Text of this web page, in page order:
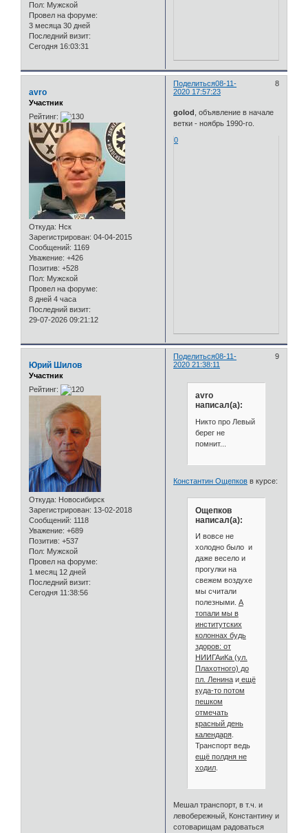
Пол: Мужской
Провел на форуме:
3 месяца 30 дней
Последний визит:
Сегодня 16:03:31
Поделиться 8
08-11-
2020 17:57:23
avro
Участник
Рейтинг:
Откуда: Нск
Зарегистрирован: 04-04-2015
Сообщений: 1169
Уважение: +426
Позитив: +528
Пол: Мужской
Провел на форуме:
8 дней 4 часа
Последний визит:
29-07-2026 09:21:12
golod , объявление в начале
ветки - ноябрь 1990-го.
0
Поделиться 9
08-11-
2020 21:38:11
Юрий Шилов
Участник
Рейтинг:
Откуда: Новосибирск
Зарегистрирован: 13-02-2018
Сообщений: 1118
Уважение: +689
Позитив: +537
Пол: Мужской
Провел на форуме:
1 месяц 12 дней
Последний визит:
Сегодня 11:38:56
avro
написал(а):
Никто про Левый
берег не
помнит...
Константин Ощепков в курсе:
Ощепков
написал(а):
И вовсе не
холодно было и
даже весело и
прогулки на
свежем воздухе
мы считали
полезными. А
топали мы в
институтских
колоннах будь
здоров: от
НИИГАиКа (ул.
Плахотного) до
пл. Ленинаиещё
куда-то потом
пешком
отмечать
красный день
календаря.
Транспорт ведь
ещё полдня не
ходил.
Мешал транспорт, в т.ч. и
левобережный, Константину и
сотоварищам радоваться